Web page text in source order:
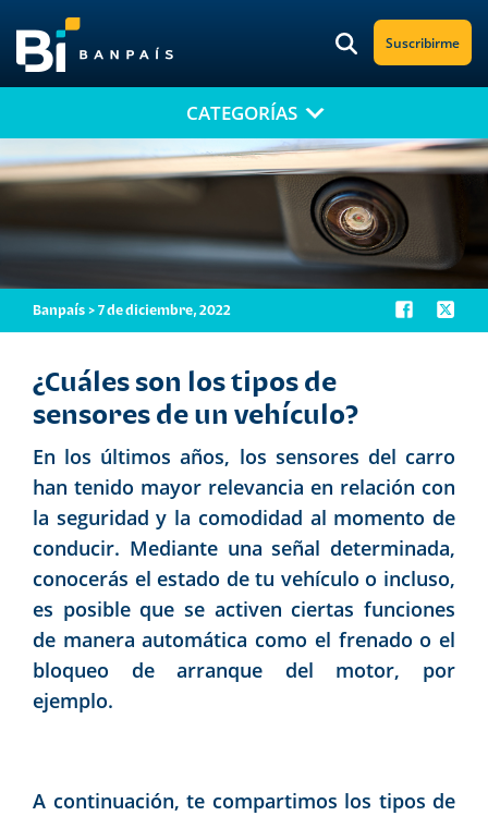
Suscribirme
¡No te pierdas nuestro nuevo contenido!
Suscríbete a nuestro blog y recibe mensualmente en tu correo
electrónico, las noticias más relevantes.
CATEGORÍAS
Banpaís > 7 de diciembre, 2022
¿Cuáles son los tipos de
sensores de un vehículo?
En los últimos años, los sensores del carro
han tenido mayor relevancia en relación con
la seguridad y la comodidad al momento de
conducir. Mediante una señal determinada,
conocerás el estado de tu vehículo o incluso,
es posible que se activen ciertas funciones
de manera automática como el frenado o el
bloqueo de arranque del motor, por
ejemplo.
A continuación, te compartimos los tipos de